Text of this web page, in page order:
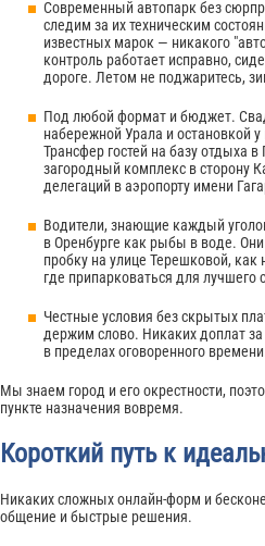
Современный автопарк без
следим за их техническим
известных марок — никакого
контроль работает исправно,
дороге. Летом не поджаритесь,
Под любой формат и бюджет.
набережной Урала и остановкой
Трансфер гостей на базу отдыха
загородный комплекс в сторону
делегаций в аэропорту имени
Водители, знающие каждый
в Оренбурге как рыбы в воде.
пробку на улице Терешковой, как
где припарковаться для лучшего
Честные условия без скрытых
держим слово. Никаких доплат
в пределах оговоренного
Мы знаем город и его окрестности,
пункте назначения вовремя.
Короткий путь к
Никаких сложных онлайн-форм и
общение и быстрые решения.